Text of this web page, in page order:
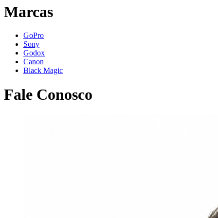
Marcas
GoPro
Sony
Godox
Canon
Black Magic
Fale Conosco